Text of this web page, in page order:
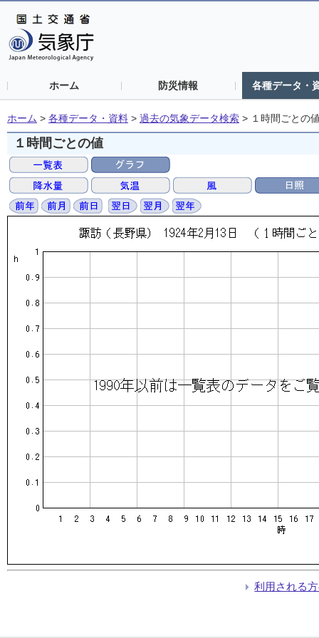
ホーム 防災情報 各種データ・
ホーム > 各種データ・資料 > 過去の気象データ検索 > １時間ごとの
１時間ごとの値
利用される